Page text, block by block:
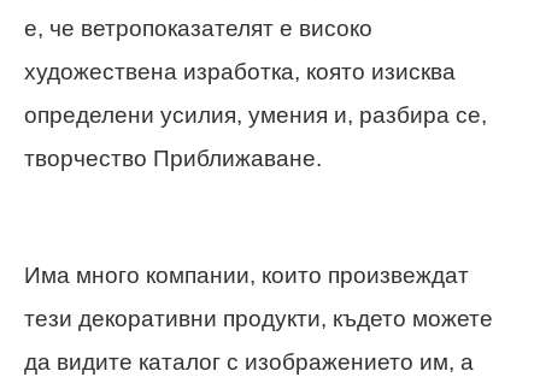
е, че ветропоказателят е високо
художествена изработка, която изисква
определени усилия, умения и, разбира се,
творчество Приближаване.
Има много компании, които произвеждат
тези декоративни продукти, където можете
да видите каталог с изображението им, а